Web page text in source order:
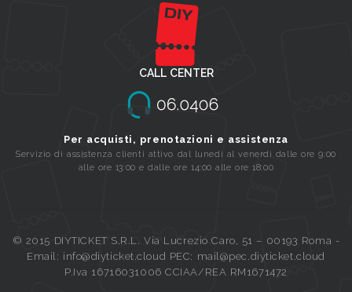
CALL CENTER
Per acquisti, prenotazioni e assistenza
Servizio di assistenza clienti attivo dal lunedi al venerdi dalle ore 9:00
alle ore 13:00 e dalle ore 14:00 alle ore 18:00
© 2015 DIYTICKET S.R.L. Via Lucrezio Caro, 51 – 00193 Roma -
Email: info@diyticket.cloud PEC: mail@pec.diyticket.cloud
P.Iva 16716031006 CCIAA/REA RM1671472